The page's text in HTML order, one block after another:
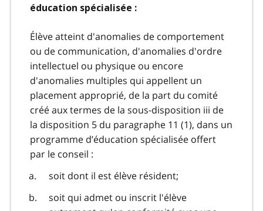
éducation spécialisée :
Élève atteint d'anomalies de comportement
ou de communication, d'anomalies d'ordre
intellectuel ou physique ou encore
d'anomalies multiples qui appellent un
placement approprié, de la part du comité
créé aux termes de la sous-disposition iii de
la disposition 5 du paragraphe 11 (1), dans un
programme d’éducation spécialisée offert
par le conseil :
soit dont il est élève résident;
soit qui admet ou inscrit l'élève